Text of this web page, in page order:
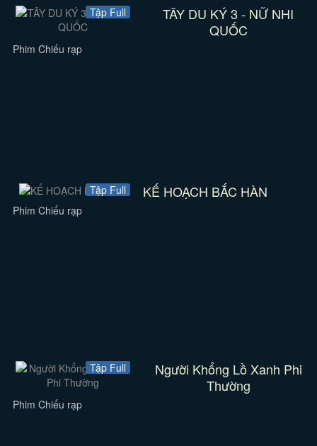
Tập Full
TÂY DU KÝ 3 - NỮ NHI
QUỐC
Phim Chiếu rạp
Tập Full KẾ HOẠCH BẮC HÀN
Phim Chiếu rạp
Tập Full
Người Khổng Lồ Xanh Phi
Thường
Phim Chiếu rạp